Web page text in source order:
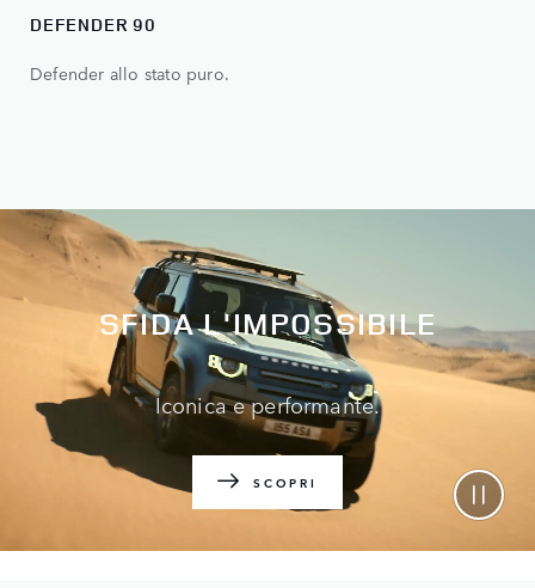
DEFENDER 90
Defender allo stato puro.
SFIDA L'IMPOSSIBILE
Iconica e performante.
SCOPRI